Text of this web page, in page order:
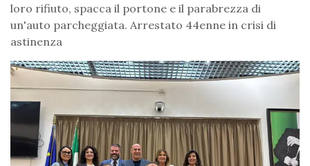
loro rifiuto, spacca il portone e il parabrezza di
un'auto parcheggiata. Arrestato 44enne in crisi di
astinenza